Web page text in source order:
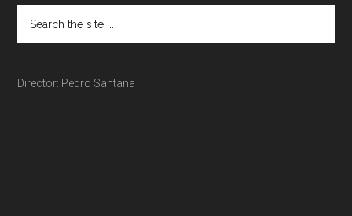
Director: Pedro Santana